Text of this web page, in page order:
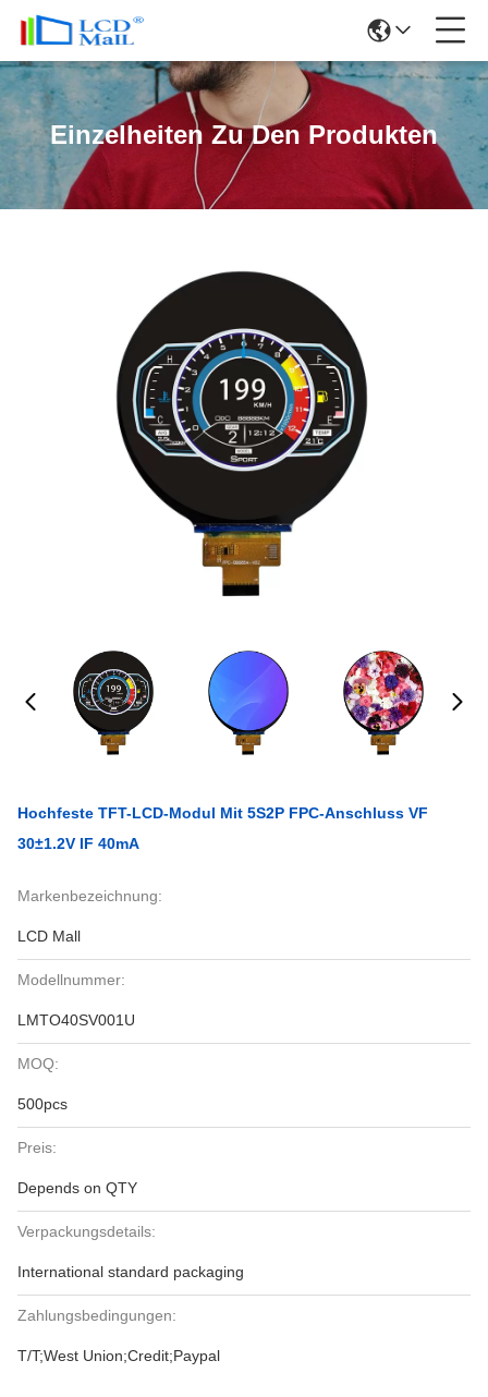
Einzelheiten Zu Den Produkten
Hochfeste TFT-LCD-Modul Mit 5S2P FPC-Anschluss VF
30±1.2V IF 40mA
Markenbezeichnung:
LCD Mall
Modellnummer:
LMTO40SV001U
MOQ:
500pcs
Preis:
Depends on QTY
Verpackungsdetails:
International standard packaging
Zahlungsbedingungen:
T/T;West Union;Credit;Paypal